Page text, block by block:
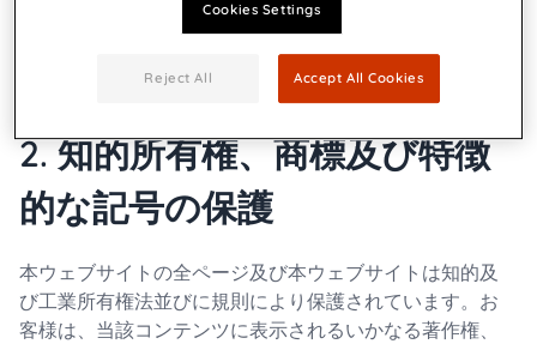
て登記されています。Neopost SA は「クアディエント」
ディエント マーケティングチームです。
2. 知的所有権、商標及び特徴
的な記号の保護
本ウェブサイトの全ページ及び本ウェブサイトは知的及
び工業所有権法並びに規則により保護されています。お
客様は、当該コンテンツに表示されるいかなる著作権、
Cookies Settings
Reject All Accept All Cookies